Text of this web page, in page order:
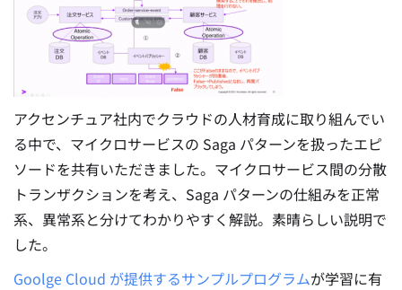
アクセンチュア社内でクラウドの人材育成に取り組んでい
る中で、マイクロサービスの Saga パターンを扱ったエピ
ソードを共有いただきました。マイクロサービス間の分散
トランザクションを考え、Saga パターンの仕組みを正常
系、異常系と分けてわかりやすく解説。素晴らしい説明で
した。
Goolge Cloud が提供するサンプルプログラムが学習に有